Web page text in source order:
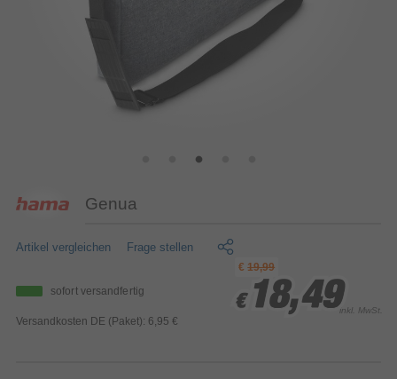
Genua
Artikel vergleichen Frage stellen
sofort versandfertig
Versandkosten DE (Paket): 6,95 €
€19,99
€ 18,49
€ 18,49
€ 18,49inkl. MwSt.